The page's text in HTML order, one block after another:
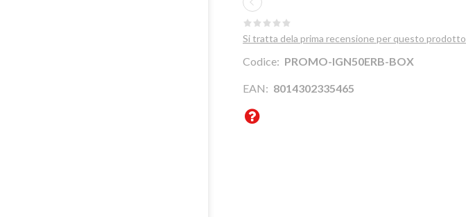
DOVE SIAMO
SOSTENIBILITÀ
COMPANY
CENTRO ITALIA
SUD ITALIA
ESTERI
Si tratta dela prima recensione per questo prodotto
Codice: PROMO-IGN50ERB-BOX
EAN: 8014302335465